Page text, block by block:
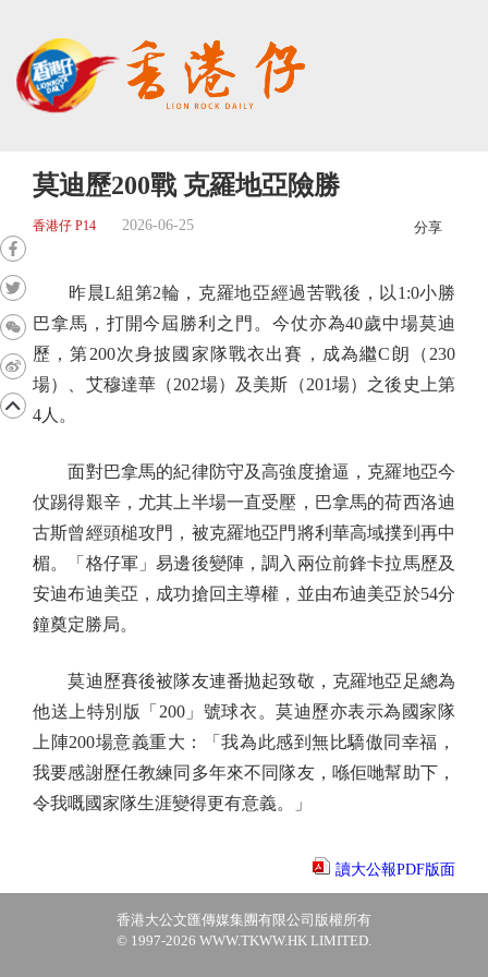
莫迪歷200戰 克羅地亞險勝
香港仔 P14 2026-06-25 分享
昨晨L組第2輪，克羅地亞經過苦戰後，以1:0小勝
巴拿馬，打開今屆勝利之門。今仗亦為40歲中場莫迪
歷，第200次身披國家隊戰衣出賽，成為繼C朗（230
場）、艾穆達華（202場）及美斯（201場）之後史上第
4人。
面對巴拿馬的紀律防守及高強度搶逼，克羅地亞今
仗踢得艱辛，尤其上半場一直受壓，巴拿馬的荷西洛迪
古斯曾經頭槌攻門，被克羅地亞門將利華高域撲到再中
楣。「格仔軍」易邊後變陣，調入兩位前鋒卡拉馬歷及
安迪布迪美亞，成功搶回主導權，並由布迪美亞於54分
鐘奠定勝局。
莫迪歷賽後被隊友連番拋起致敬，克羅地亞足總為
他送上特別版「200」號球衣。莫迪歷亦表示為國家隊
上陣200場意義重大：「我為此感到無比驕傲同幸福，
我要感謝歷任教練同多年來不同隊友，喺佢哋幫助下，
令我嘅國家隊生涯變得更有意義。」
讀大公報PDF版面
香港大公文匯傳媒集團有限公司版權所有
© 1997-2026 WWW.TKWW.HK LIMITED.